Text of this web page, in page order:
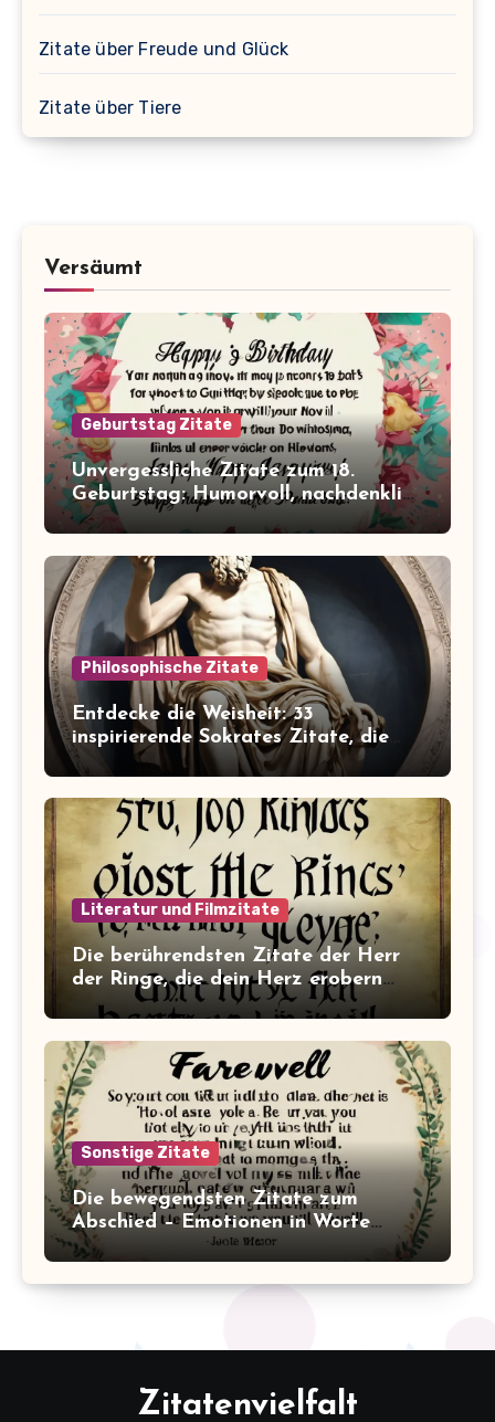
Zitate über Freude und Glück
Zitate über Tiere
Versäumt
Geburtstag Zitate
Unvergessliche Zitate zum 18.
Geburtstag: Humorvoll, nachdenklich
und inspirierend!
Philosophische Zitate
Entdecke die Weisheit: 33
inspirierende Sokrates Zitate, die
dein Leben verändern werden
Literatur und Filmzitate
Die berührendsten Zitate der Herr
der Ringe, die dein Herz erobern
werden!
Sonstige Zitate
Die bewegendsten Zitate zum
Abschied – Emotionen in Worte
gefasst
Zitatenvielfalt